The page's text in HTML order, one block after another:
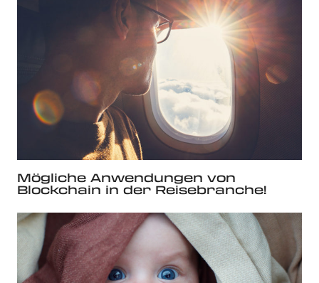
Mögliche Anwendungen von
Blockchain in der Reisebranche!